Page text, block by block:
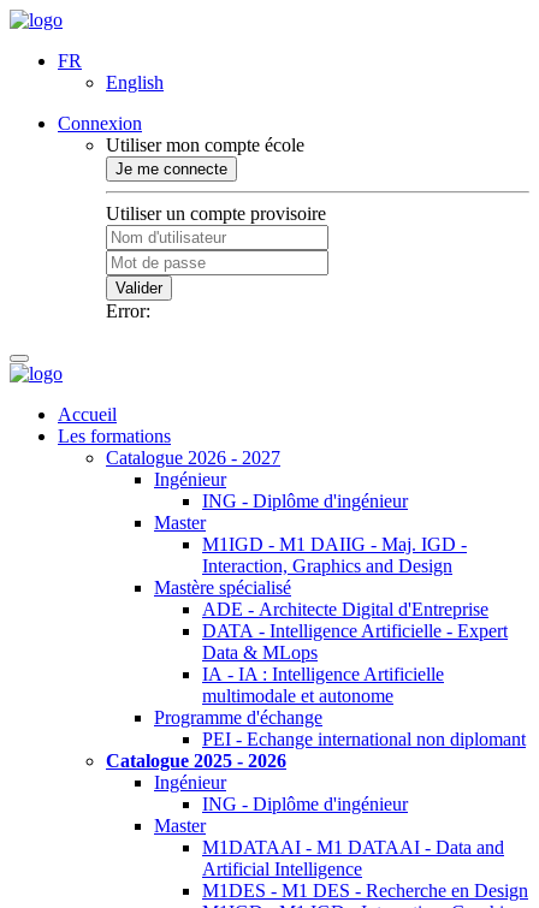
FR
English
Connexion
Utiliser mon compte école
Je me connecte
Utiliser un compte provisoire
Valider
Error:
Accueil
Les formations
Catalogue 2026 - 2027
Ingénieur
ING - Diplôme d'ingénieur
Master
M1IGD - M1 DAIIG - Maj. IGD -
Interaction, Graphics and Design
Mastère spécialisé
ADE - Architecte Digital d'Entreprise
DATA - Intelligence Artificielle - Expert
Data & MLops
IA - IA : Intelligence Artificielle
multimodale et autonome
Programme d'échange
PEI - Echange international non diplomant
Catalogue 2025 - 2026
Ingénieur
ING - Diplôme d'ingénieur
Master
M1DATAAI - M1 DATAAI - Data and
Artificial Intelligence
M1DES - M1 DES - Recherche en Design